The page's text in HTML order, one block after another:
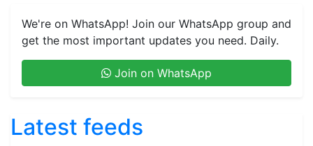
We're on WhatsApp! Join our WhatsApp group and
get the most important updates you need. Daily.
Join on WhatsApp
Latest feeds